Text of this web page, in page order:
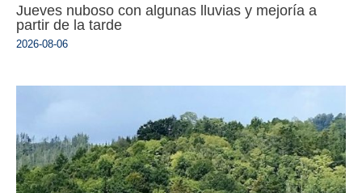
Jueves nuboso con algunas lluvias y mejoría a
partir de la tarde
2026-08-06